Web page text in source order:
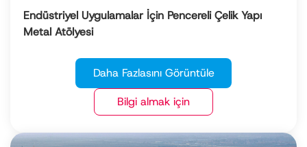
Endüstriyel Uygulamalar İçin Pencereli Çelik Yapı
Metal Atölyesi
Daha Fazlasını Görüntüle
Bilgi almak için